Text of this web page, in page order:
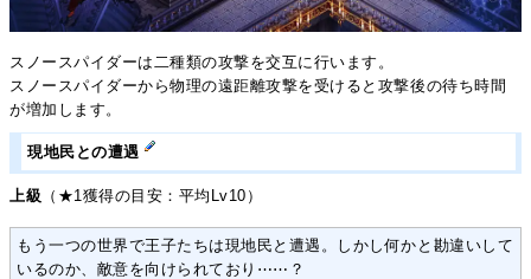
スノースパイダーは二種類の攻撃を交互に行います。
スノースパイダーから物理の遠距離攻撃を受けると攻撃後の待ち時間
が増加します。
現地民との遭遇
上級 （★1獲得の目安：平均Lv10）
もう一つの世界で王子たちは現地民と遭遇。しかし何かと勘違いして
いるのか、敵意を向けられており⋯⋯？